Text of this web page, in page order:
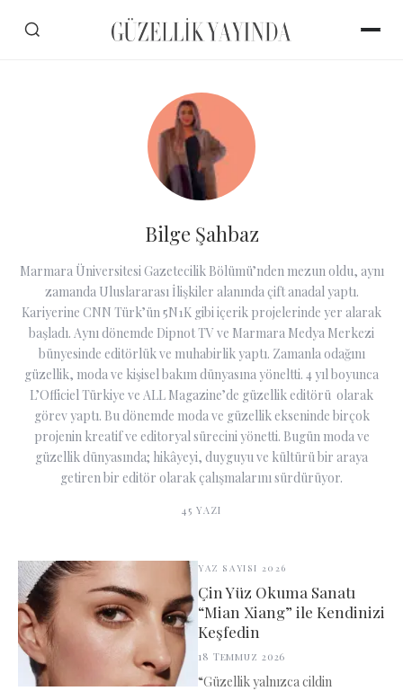
Bilge Şahbaz
Marmara Üniversitesi Gazetecilik Bölümü’nden mezun oldu, aynı
zamanda Uluslararası İlişkiler alanında çift anadal yaptı.
Kariyerine CNN Türk’ün 5N1K gibi içerik projelerinde yer alarak
başladı. Aynı dönemde Dipnot TV ve Marmara Medya Merkezi
bünyesinde editörlük ve muhabirlik yaptı. Zamanla odağını
güzellik, moda ve kişisel bakım dünyasına yöneltti. 4 yıl boyunca
L’Officiel Türkiye ve ALL Magazine’de güzellik editörü olarak
görev yaptı. Bu dönemde moda ve güzellik ekseninde birçok
projenin kreatif ve editoryal sürecini yönetti. Bugün moda ve
güzellik dünyasında; hikâyeyi, duyguyu ve kültürü bir araya
getiren bir editör olarak çalışmalarını sürdürüyor.
45 YAZI
YAZ SAYISI 2026
Çin Yüz Okuma Sanatı
“Mian Xiang” ile Kendinizi
Keşfedin
18 Temmuz 2026
“Güzellik yalnızca cildin